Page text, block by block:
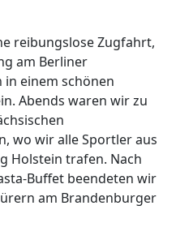
reibungslose Zugfahrt,
am Berliner
einem schönen
Abends waren wir zu
wo wir alle Sportler aus
Holstein trafen. Nach
Buffet beendeten wir
am Brandenburger